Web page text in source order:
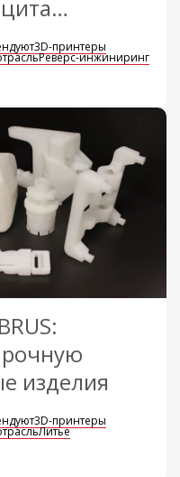
3D-принтеры
Реверс-инжиниринг
изделия
3D-принтеры
Литье